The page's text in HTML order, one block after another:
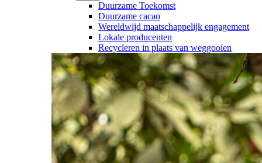
Duurzame Toekomst
Duurzame cacao
Wereldwijd maatschappelijk engagement
Lokale producenten
Recycleren in plaats van weggooien